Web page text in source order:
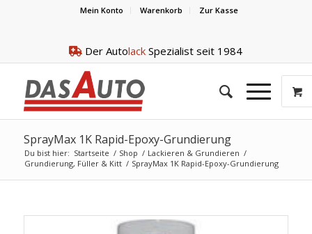
Mein Konto Warenkorb Zur Kasse
Der Autolack Spezialist seit 1984
SprayMax 1K Rapid-Epoxy-Grundierung
Du bist hier: Startseite / Shop / Lackieren & Grundieren /
Grundierung, Füller & Kitt / SprayMax 1K Rapid-Epoxy-Grundierung